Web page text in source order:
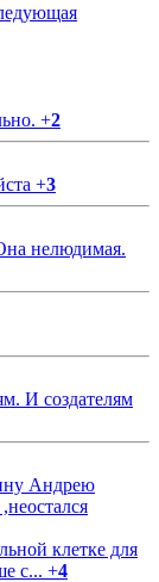
+2
+3
нелюдимая.
И создателям
Андрею
клетке для
с... +4